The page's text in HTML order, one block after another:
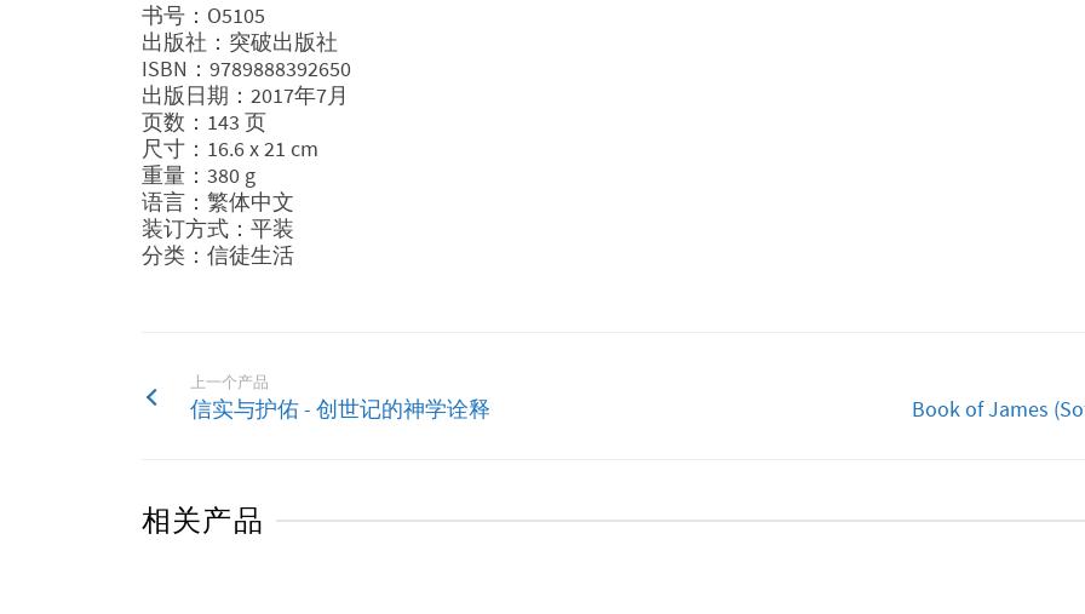
书号：O5105
出版社：突破出版社
ISBN：9789888392650
出版日期：2017年7月
页数：143 页
尺寸：16.6 x 21 cm
重量：380 g
语言：繁体中文
装订方式：平装
分类：信徒生活
上一个产品
信实与护佑 - 创世记的神学诠释 Book of James
相关产品